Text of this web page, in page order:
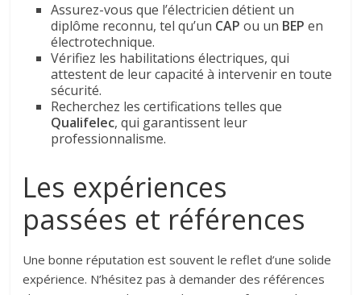
Assurez-vous que l’électricien détient un
diplôme reconnu, tel qu’un CAP ou un BEP en
électrotechnique.
Vérifiez les habilitations électriques, qui
attestent de leur capacité à intervenir en toute
sécurité.
Recherchez les certifications telles que
Qualifelec, qui garantissent leur
professionnalisme.
Les expériences
passées et références
Une bonne réputation est souvent le reflet d’une solide
expérience. N’hésitez pas à demander des références